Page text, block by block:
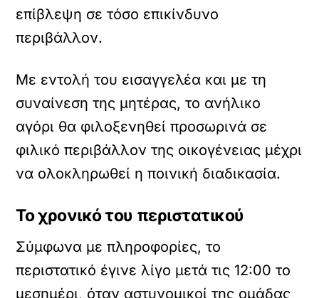
επίβλεψη σε τόσο επικίνδυνο
περιβάλλον.
Με εντολή του εισαγγελέα και με τη
συναίνεση της μητέρας, το ανήλικο
αγόρι θα φιλοξενηθεί προσωρινά σε
φιλικό περιβάλλον της οικογένειας μέχρι
να ολοκληρωθεί η ποινική διαδικασία.
Το χρονικό του περιστατικού
Σύμφωνα με πληροφορίες, το
περιστατικό έγινε λίγο μετά τις 12:00 το
μεσημέρι, όταν αστυνομικοί της ομάδας